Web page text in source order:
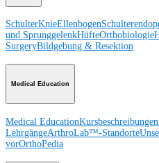
SchulterKnieEllenbogen
und SprunggelenkHüfteOrthobiologie
SurgeryBildgebung & Resektion
Medical Education
Medical EducationKursbeschreibungen
LehrgängeArthroLab™-Standorte
vorOrthoPedia